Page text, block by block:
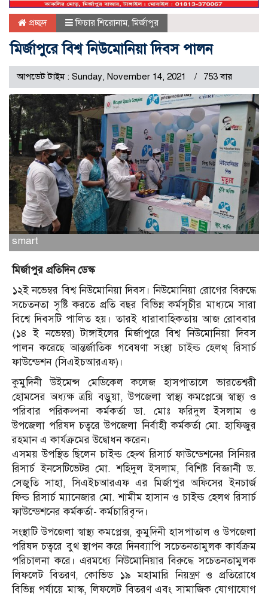
প্রচ্ছদ ফিচার শিরোনাম,মির্জাপুর
মির্জাপুরে বিশ্ব নিউমোনিয়া দিবস পালন
আপডেট টাইম : Sunday, November 14, 2021 753 বার
smart
মির্জাপুর প্রতিদিন ডেস্ক
১২ই নভেম্বর বিশ্ব নিউমোনিয়া দিবস। নিউমোনিয়া রোগের বিরুদ্ধে
সচেতনতা সৃষ্টি করতে প্রতি বছর বিভিন্ন কর্মসূচীর মাধ্যমে সারা
বিশ্বে দিবসটি পালিত হয়। তারই ধারাবাহিকতায় আজ রোববার
(১৪ ই নভেম্বর) টাঙ্গাইলের মির্জাপুরে বিশ্ব নিউমোনিয়া দিবস
পালন করেছে আন্তর্জাতিক গবেষণা সংস্থা চাইল্ড হেলথ্ রিসার্চ
ফাউন্ডেশন (সিএইচআরএফ)।
কুমুদিনী উইমেন্স মেডিকেল কলেজ হাসপাতালে ভারতেশ্বরী
হোমসের অধ্যক্ষ ত্রয়ি বড়ুয়া, উপজেলা স্বাস্থ্য কমপ্লেক্সে স্বাস্থ্য ও
পরিবার পরিকল্পনা কর্মকর্তা ডা. মোঃ ফরিদুল ইসলাম ও
উপজেলা পরিষদ চত্বরে উপজেলা নির্বাহী কর্মকর্তা মো. হাফিজুর
রহমান এ কার্যক্রমের উদ্বোধন করেন।
এসময় উপস্থিত ছিলেন চাইল্ড হেল্থ রিসার্চ ফাউন্ডেশনের সিনিয়র
রিসার্চ ইনসেটিভেটর মো. শহিদুল ইসলাম, বিশিষ্ট বিজ্ঞানী ড.
সেজুতি সাহা, সিএইচআরএফ এর মির্জাপুর অফিসের ইনচার্জ
ফিল্ড রিসার্চ ম্যানেজার মো. শামীম হাসান ও চাইল্ড হেলথ রিসার্চ
ফাউন্ডেশনের কর্মকর্তা- কর্মচারিবৃন্দ।
সংস্থাটি উপজেলা স্বাস্থ্য কমপ্লেক্স, কুমুদিনী হাসপাতাল ও উপজেলা
পরিষদ চত্বরে বুথ স্থাপন করে দিনব্যাপি সচেতনতামুলক কার্যক্রম
পরিচালনা করে। এরমধ্যে নিউমোনিয়ার বিরুদ্ধে সচেতনতামুলক
লিফলেট বিতরণ, কোভিড ১৯ মহামারি নিয়ন্ত্রণ ও প্রতিরোধে
বিভিন্ন পর্যায়ে মাস্ক, লিফলেট বিতরণ এবং সামাজিক যোগাযোগ